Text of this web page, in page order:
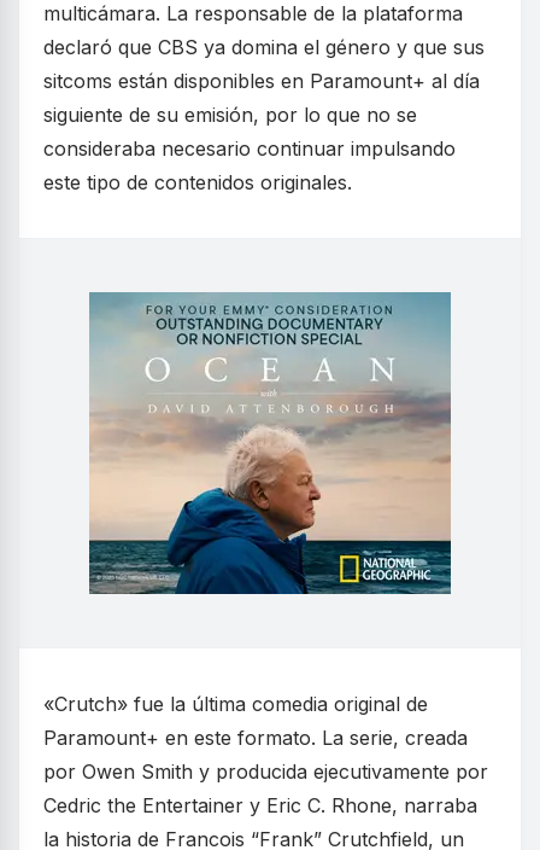
multicámara. La responsable de la plataforma
declaró que CBS ya domina el género y que sus
sitcoms están disponibles en Paramount+ al día
siguiente de su emisión, por lo que no se
consideraba necesario continuar impulsando
este tipo de contenidos originales.
«Crutch» fue la última comedia original de
Paramount+ en este formato. La serie, creada
por Owen Smith y producida ejecutivamente por
Cedric the Entertainer y Eric C. Rhone, narraba
la historia de Francois “Frank” Crutchfield, un